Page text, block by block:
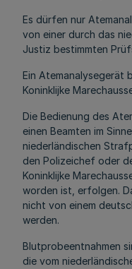
Es dürfen nur
von einer durch das
Justiz bestimmten
Ein Atemanalysegerät
Koninklijke
Die Bedienung des
einen Beamten im
niederländischen
den Polizeichef oder
Koninklijke
worden ist, erfolgen.
nicht von einem
werden.
Blutprobeentnahmen
die vom